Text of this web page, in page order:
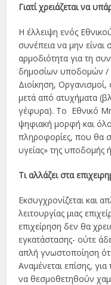
Γιατί χρειάζεται να
Η έλλειψη ενός
συνέπεια να μην είναι
αρμοδιότητα για τη
δημοσίων υποδομών /
Διοίκηση, Οργανισμοί,
μετά από ατυχήματα
γέφυρα). Το Εθνικό
ψηφιακή μορφή και
πληροφορίες, που θα
υγείας» της υποδομής
Τι αλλάζει στα
Εκσυγχρονίζεται και
λειτουργίας μιας
επιχείρηση δεν θα
εγκατάστασης- ούτε
απλή γνωστοποίηση
Αναμένεται επίσης,
να θεσμοθετηθούν